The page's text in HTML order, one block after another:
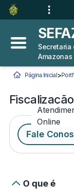
Ir para o
Conteúdo
Ir para a
Navegação 3
Ir para o
Rodapé 4
Abrir menu
Secretaria
Amazonas
Você está aqui:
Página Inicial>
Online
Fale
O que é